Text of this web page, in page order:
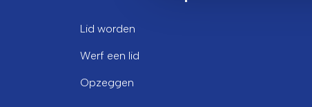
Lid worden
Werf een lid
Opzeggen